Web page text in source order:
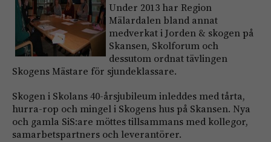
Under 2013 har Region
Mälardalen bland annat
medverkat i Jorden & skogen på
Skansen, Skolforum och
dessutom ordnat tävlingen
Skogens Mästare för sjundeklassare.
Skogen i Skolans 40-årsjubileum inleddes med tårta,
hurra-rop och mingel i Skogens hus på Skansen. Nya
och gamla SiS:are möttes tillsammans med kollegor,
samarbetspartners och leverantörer.